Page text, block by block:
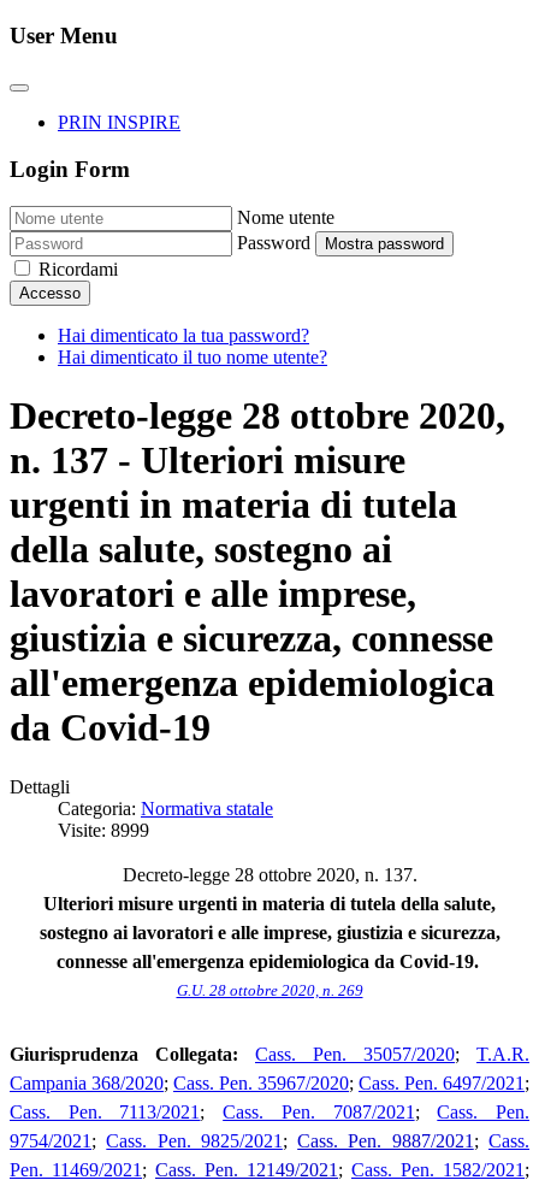
User Menu
PRIN INSPIRE
Login Form
Nome utente
Password
Mostra password
Ricordami
Accesso
Hai dimenticato la tua password?
Hai dimenticato il tuo nome utente?
Decreto-legge 28 ottobre 2020,
n. 137 - Ulteriori misure
urgenti in materia di tutela
della salute, sostegno ai
lavoratori e alle imprese,
giustizia e sicurezza, connesse
all'emergenza epidemiologica
da Covid-19
Dettagli
Categoria: Normativa statale
Visite: 8999
Decreto-legge 28 ottobre 2020, n. 137.
Ulteriori misure urgenti in materia di tutela della salute,
sostegno ai lavoratori e alle imprese, giustizia e sicurezza,
connesse all'emergenza epidemiologica da Covid-19.
G.U. 28 ottobre 2020, n. 269
Giurisprudenza Collegata: Cass. Pen. 35057/2020; T.A.R.
Campania 368/2020; Cass. Pen. 35967/2020; Cass. Pen. 6497/2021 ;
Cass. Pen. 7113/2021 ;Cass. Pen. 7087/2021 ;Cass. Pen.
9754/2021 ;Cass. Pen. 9825/2021 ;Cass. Pen. 9887/2021 ;Cass.
Pen. 11469/2021 ; Cass. Pen. 12149/2021 ; Cass. Pen. 1582/2021 ;